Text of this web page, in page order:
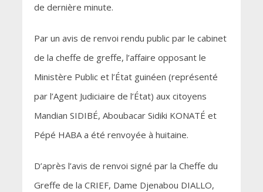
de dernière minute.
​Par un avis de renvoi rendu public par le cabinet
de la cheffe de greffe, l’affaire opposant le
Ministère Public et l’État guinéen (représenté
par l’Agent Judiciaire de l’État) aux citoyens
Mandian SIDIBÉ, Aboubacar Sidiki KONATÉ et
Pépé HABA a été renvoyée à huitaine.
D’après l’avis de renvoi signé par la Cheffe du
Greffe de la CRIEF, Dame Djenabou DIALLO,